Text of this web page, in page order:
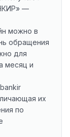
—
можно в
обращения
для
месяц и
их
по